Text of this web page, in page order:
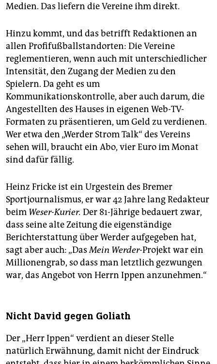
Medien. Das liefern die Vereine ihm direkt.
Hinzu kommt, und das betrifft Redaktionen an
allen Profi­fußballstandorten: Die Vereine
reglementieren, wenn auch mit unterschiedlicher
Intensität, den Zugang der Medien zu den
Spielern. Da geht es um
Kommunikationskontrolle, aber auch darum, die
Angestellten des Hauses in eigenen Web-TV-
Formaten zu präsentieren, um Geld zu verdienen.
Wer etwa den „Werder Strom Talk“ des Vereins
sehen will, braucht ein Abo, vier Euro im Monat
sind dafür fällig.
Heinz Fricke ist ein Urgestein des Bremer
Sportjournalismus, er war 42 Jahre lang Redakteur
beim Weser-Kurier. Der 81-Jährige bedauert zwar,
dass seine alte Zeitung die eigenständige
Berichterstattung über Werder aufgegeben hat,
sagt aber auch: „DasMein Werder-Projekt war ein
Millionengrab, so dass man letztlich gezwungen
war, das Angebot von Herrn Ippen anzunehmen.“
Nicht David gegen Goliath
Der „Herr Ippen“ verdient an dieser Stelle
natürlich Erwähnung, damit nicht der Eindruck